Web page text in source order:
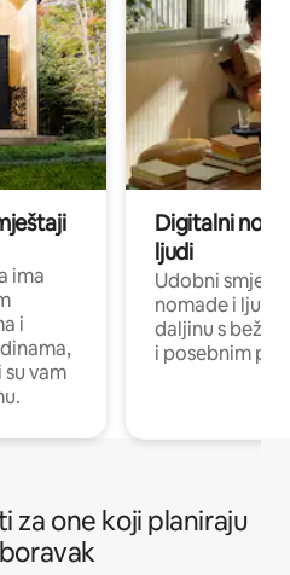
ima
i
vam
Digitalni
ljudi
Udobni
nomade i ljude
daljinu s
i posebnim
za one koji planiraju